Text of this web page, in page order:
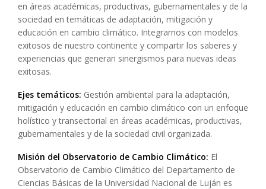
en áreas académicas, productivas, gubernamentales y de la
sociedad en temáticas de adaptación, mitigación y
educación en cambio climático. Integrarnos con modelos
exitosos de nuestro continente y compartir los saberes y
experiencias que generan sinergismos para nuevas ideas
exitosas.
​Ejes temáticos: Gestión ambiental para la adaptación,
mitigación y educación en cambio climático con un enfoque
holístico y transectorial en áreas académicas, productivas,
gubernamentales y de la sociedad civil organizada.
Misión del Observatorio de Cambio Climático: El
Observatorio de Cambio Climático del Departamento de
Ciencias Básicas de la Universidad Nacional de Luján es